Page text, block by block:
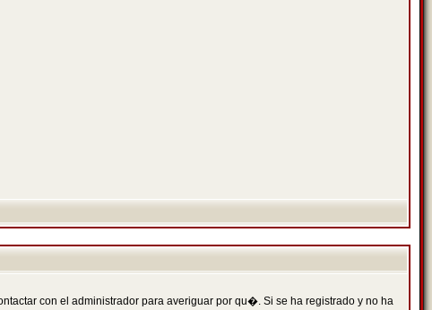
con el administrador para averiguar por qu�. Si se ha registrado y no ha